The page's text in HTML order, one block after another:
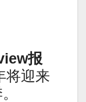
报
将迎来